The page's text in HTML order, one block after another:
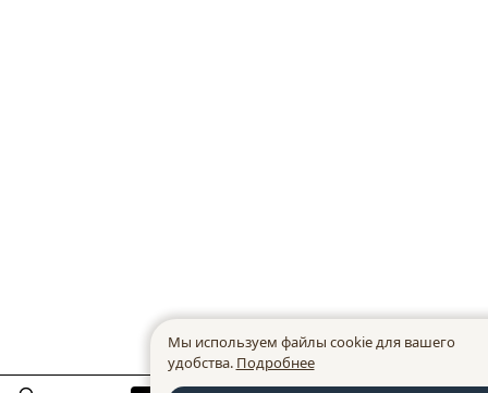
Мы используем файлы cookie для вашего
удобства. Подробнее